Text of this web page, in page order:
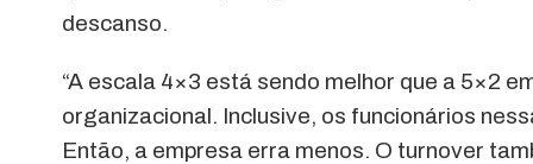
descanso.
“A escala 4×3 está sendo melhor que a 5×2
organizacional. Inclusive, os funcionários
Então, a empresa erra menos. O turnover